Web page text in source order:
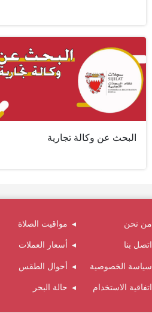
البحث عن وكالة تجارية
من نحن
اتصل بنا
سياسة الخصوصية
اتفاقية الاستخدام
مواقيت الصلاة
أسعار العملات
أحوال الطقس
حالة البحر